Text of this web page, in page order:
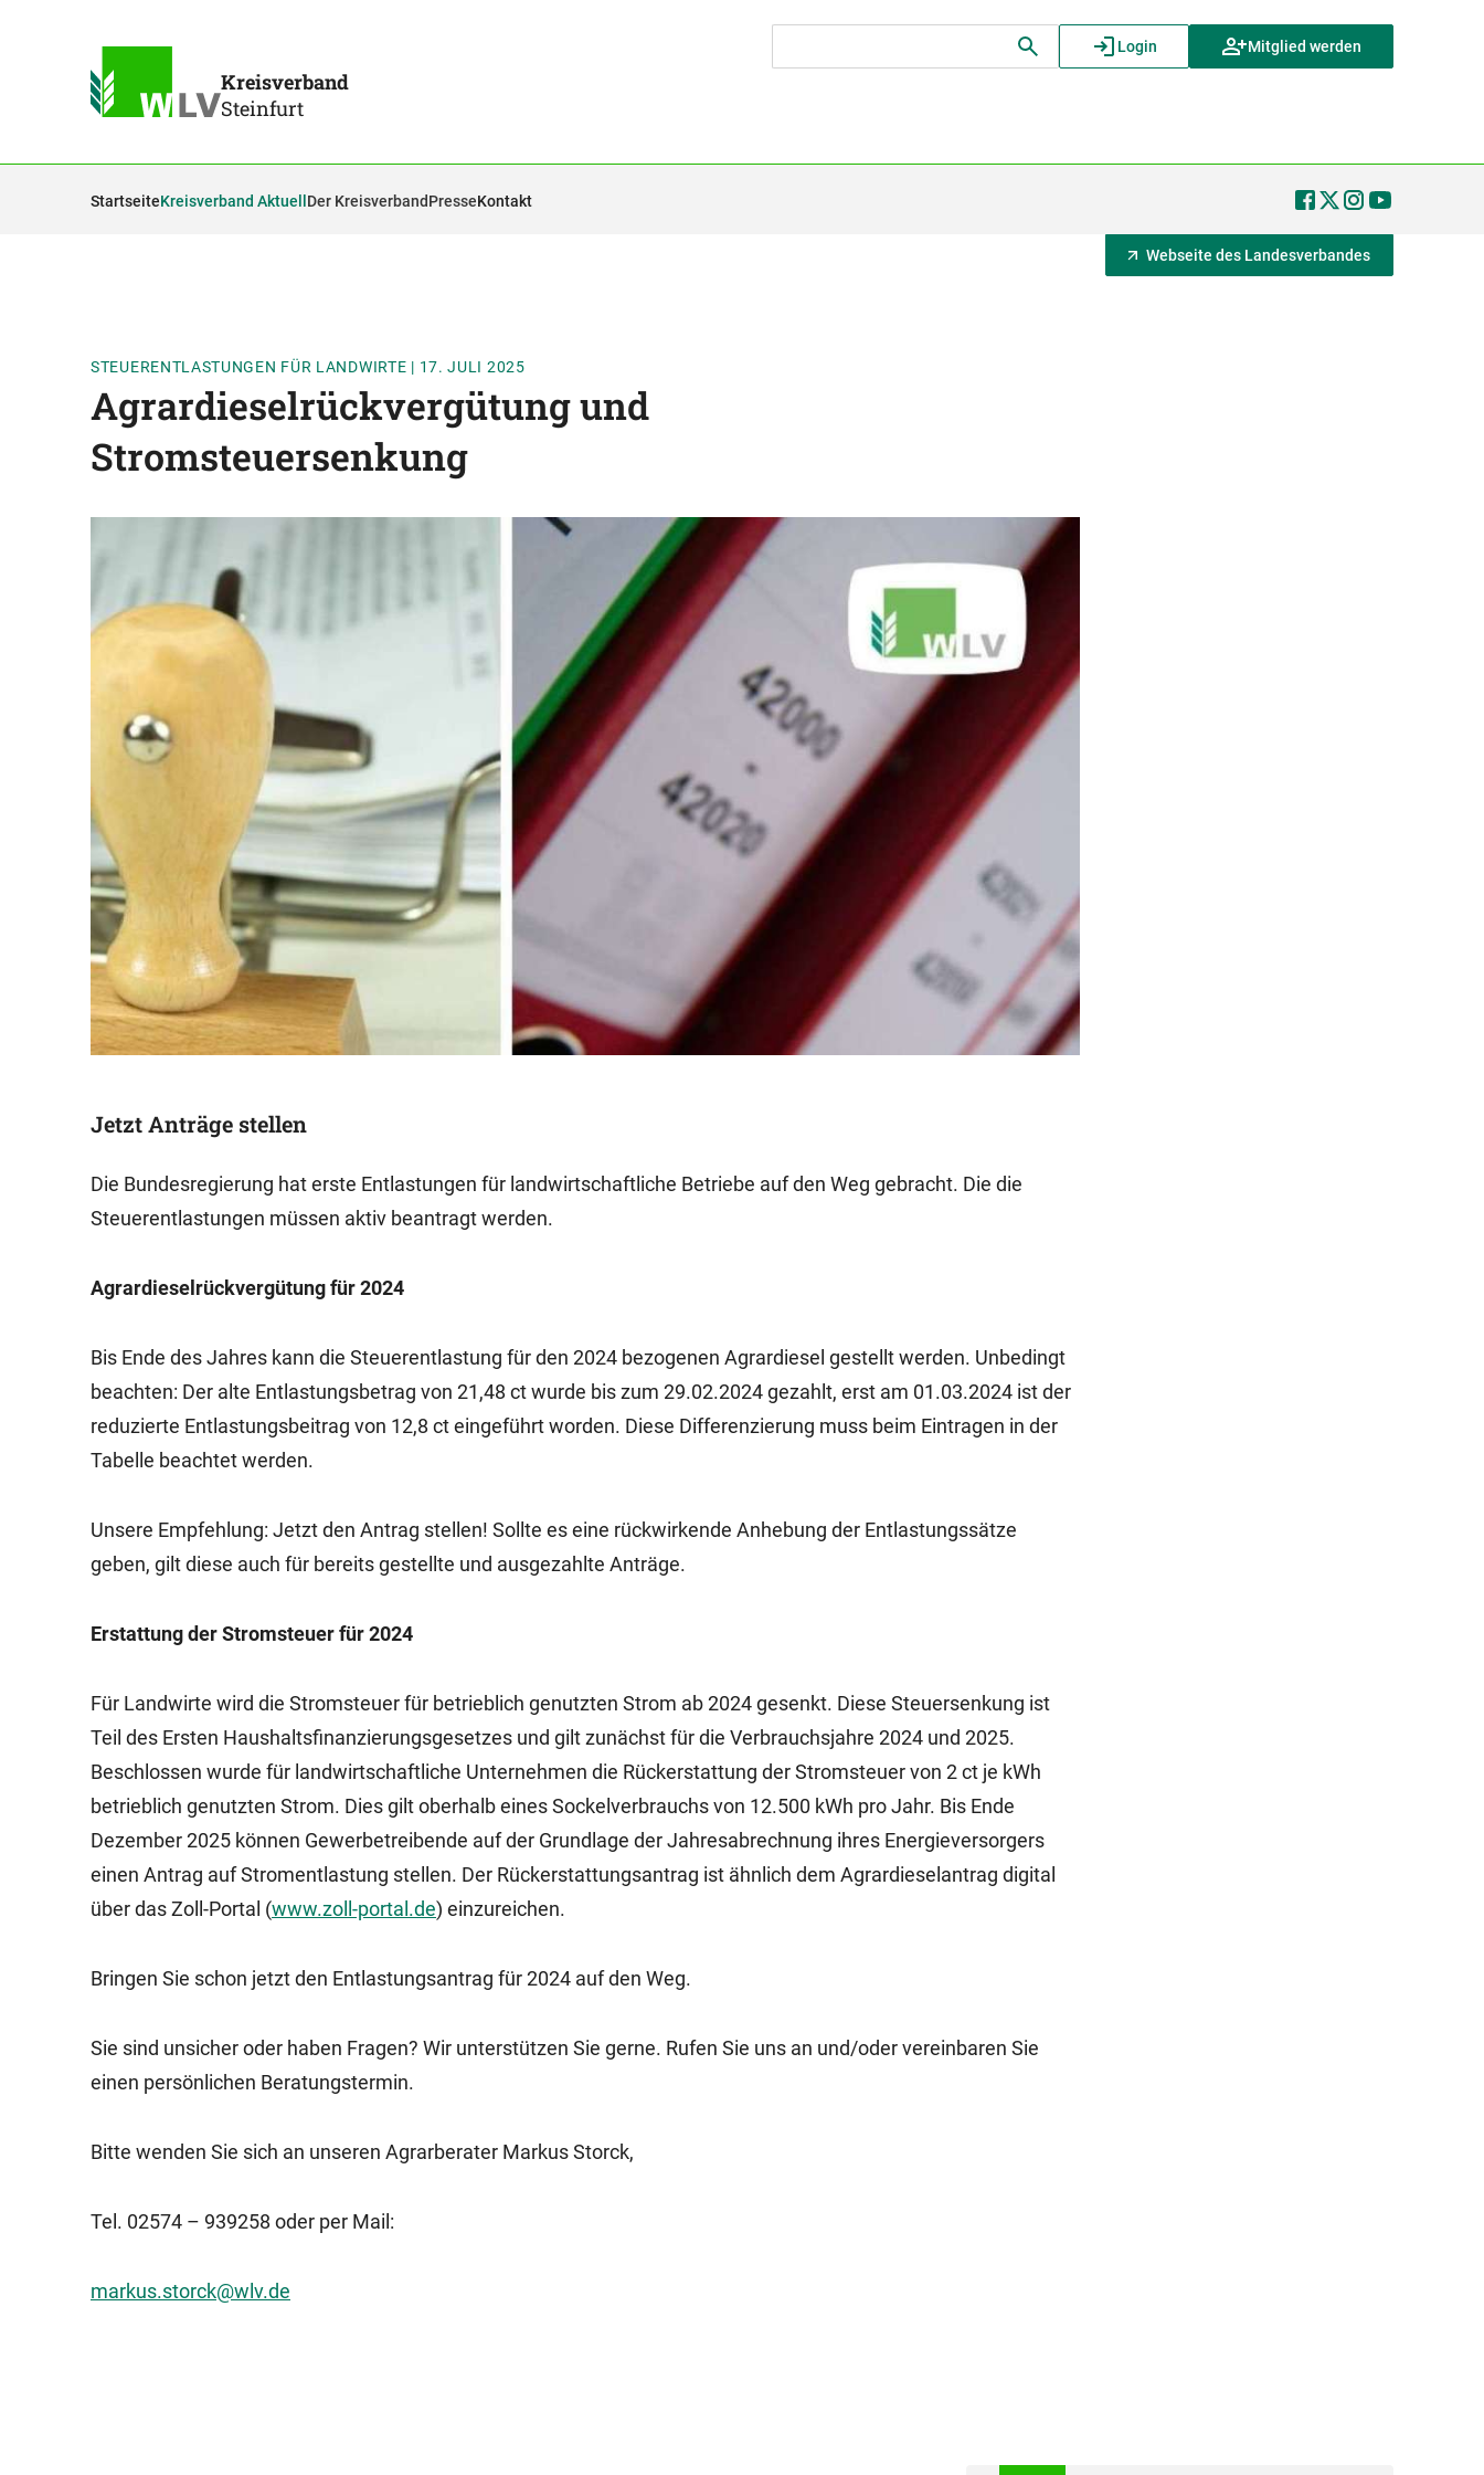
Kreisverband
Steinfurt
Login Mitglied werden
StartseiteKreisverband Aktuell Der KreisverbandPresseKontakt
Webseite des Landesverbandes
STEUERENTLASTUNGEN FÜR LANDWIRTE | 17. JULI 2025
Agrardieselrückvergütung und
Stromsteuersenkung
Jetzt Anträge stellen
Die Bundesregierung hat erste Entlastungen für landwirtschaftliche Betriebe auf den Weg gebracht. Die die
Steuerentlastungen müssen aktiv beantragt werden.
Agrardieselrückvergütung für 2024
Bis Ende des Jahres kann die Steuerentlastung für den 2024 bezogenen Agrardiesel gestellt werden. Unbedingt
beachten: Der alte Entlastungsbetrag von 21,48 ct wurde bis zum 29.02.2024 gezahlt, erst am 01.03.2024 ist der
reduzierte Entlastungsbeitrag von 12,8 ct eingeführt worden. Diese Differenzierung muss beim Eintragen in der
Tabelle beachtet werden.
Unsere Empfehlung: Jetzt den Antrag stellen! Sollte es eine rückwirkende Anhebung der Entlastungssätze
geben, gilt diese auch für bereits gestellte und ausgezahlte Anträge.
Erstattung der Stromsteuer für 2024
Für Landwirte wird die Stromsteuer für betrieblich genutzten Strom ab 2024 gesenkt. Diese Steuersenkung ist
Teil des Ersten Haushaltsfinanzierungsgesetzes und gilt zunächst für die Verbrauchsjahre 2024 und 2025.
Beschlossen wurde für landwirtschaftliche Unternehmen die Rückerstattung der Stromsteuer von 2 ct je kWh
betrieblich genutzten Strom. Dies gilt oberhalb eines Sockelverbrauchs von 12.500 kWh pro Jahr. Bis Ende
Dezember 2025 können Gewerbetreibende auf der Grundlage der Jahresabrechnung ihres Energieversorgers
einen Antrag auf Stromentlastung stellen. Der Rückerstattungsantrag ist ähnlich dem Agrardieselantrag digital
über das Zoll-Portal (www.zoll-portal.de) einzureichen.
Bringen Sie schon jetzt den Entlastungsantrag für 2024 auf den Weg.
Sie sind unsicher oder haben Fragen? Wir unterstützen Sie gerne. Rufen Sie uns an und/oder vereinbaren Sie
einen persönlichen Beratungstermin.
Bitte wenden Sie sich an unseren Agrarberater Markus Storck,
Tel. 02574 – 939258 oder per Mail:
markus.storck@wlv.de